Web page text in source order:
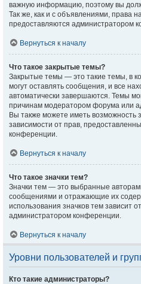
важную информацию, поэтому вы
Так же, как и с объявлениями, права
предоставляются администратором
Вернуться к началу
Что такое закрытые темы?
Закрытые темы — это такие темы, в
могут оставлять сообщения, и все
автоматически завершаются. Темы
причинам модератором форума или
Вы также можете иметь возможность
зависимости от прав,
конференции.
Вернуться к началу
Что такое значки тем?
Значки тем — это выбранные
сообщениями и отражающие их
использования значков тем зависит
администратором конференции.
Вернуться к началу
Уровни пользователей и
Кто такие администраторы?